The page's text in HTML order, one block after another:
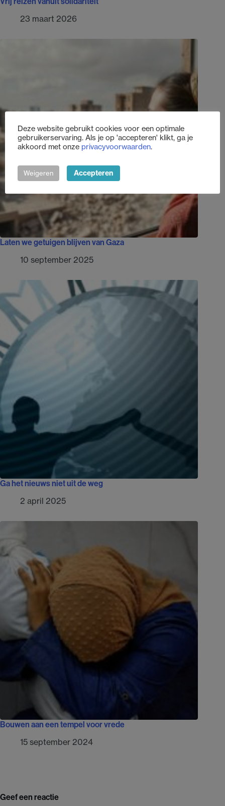
23 maart 2026
Laten we getuigen blijven van Gaza
10 september 2025
Ga het nieuws niet uit de weg
2 april 2025
Bouwen aan een tempel voor vrede
15 september 2024
Geef een reactie
Deze website gebruikt cookies voor een optimale
gebruikerservaring. Als je op 'accepteren' klikt, ga je
akkoord met onze privacyvoorwaarden.
Weigeren Accepteren